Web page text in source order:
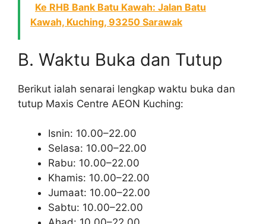
Ke RHB Bank Batu Kawah: Jalan Batu
Kawah, Kuching, 93250 Sarawak
B. Waktu Buka dan Tutup
Berikut ialah senarai lengkap waktu buka dan
tutup Maxis Centre AEON Kuching:
Isnin: 10.00–22.00
Selasa: 10.00–22.00
Rabu: 10.00–22.00
Khamis: 10.00–22.00
Jumaat: 10.00–22.00
Sabtu: 10.00–22.00